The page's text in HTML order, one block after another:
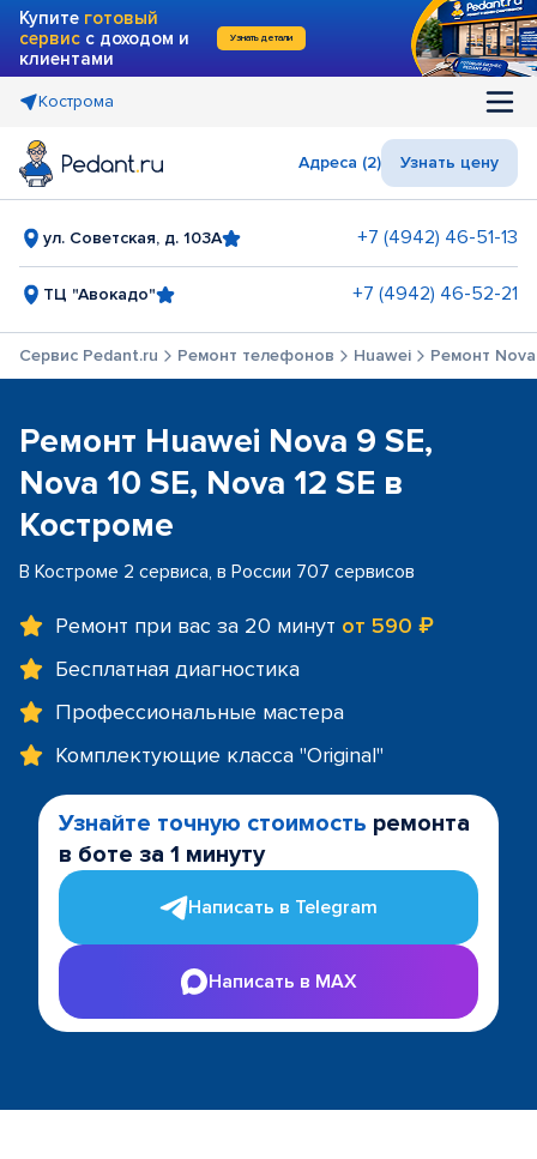
Купите готовый
сервис с доходом и
клиентами
Узнать детали
Кострома
Адреса (2) Узнать цену
ул. Советская, д. 103А +7 (4942) 46-51-13
ТЦ "Авокадо" +7 (4942) 46-52-21
Сервис Pedant.ru Ремонт телефонов Huawei Ремонт Nova
Ремонт Huawei Nova 9 SE,
Nova 10 SE, Nova 12 SE в
Костроме
В Костроме 2 сервиса, в России 707 сервисов
Ремонт при вас за 20 минут от 590 ₽
Бесплатная диагностика
Профессиональные мастера
Комплектующие класса "Original"
Узнайте точную стоимость ремонта
в боте за 1 минуту
Написать в Telegram
Написать в MAX